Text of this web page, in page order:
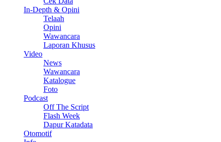
In-Depth & Opini
Telaah
Opini
Wawancara
Laporan Khusus
Video
News
Wawancara
Katalogue
Foto
Podcast
Off The Script
Flash Week
Dapur Katadata
Otomotif